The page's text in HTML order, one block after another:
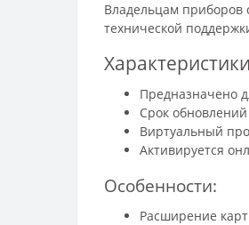
Владельцам приборов
технической
Предназначено
Срок
Виртуальный
Активируется
Особенности:
Расширение